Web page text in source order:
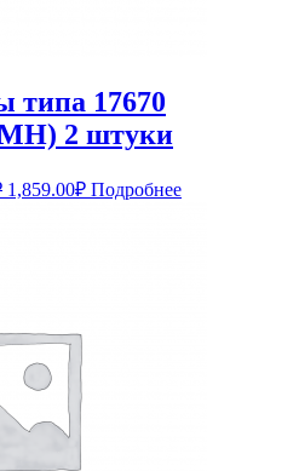
типа 17670
2 штуки
Первоначальная
1,859.00₽Текущая
цена:
Подробнее